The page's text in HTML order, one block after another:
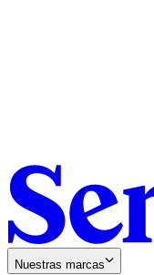
Nuestras marcas